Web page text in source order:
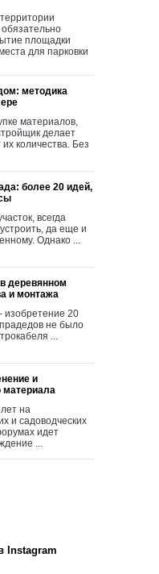
площадки
для парковки
методика
материалов,
делает
количества. Без
более 20 идей,
всегда
да еще и
Однако ...
деревянном
и монтажа
изобретение 20
не было
...
и
материала
на
и садоводческих
идет
...
Instagram